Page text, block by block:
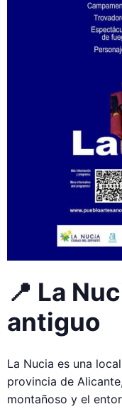
📍 La
antiguo
La Nucia es una
provincia de
montañoso y el